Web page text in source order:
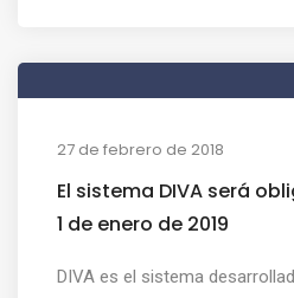
27 de febrero de 2018
El sistema DIVA será
1 de enero de 2019
DIVA es el sistema